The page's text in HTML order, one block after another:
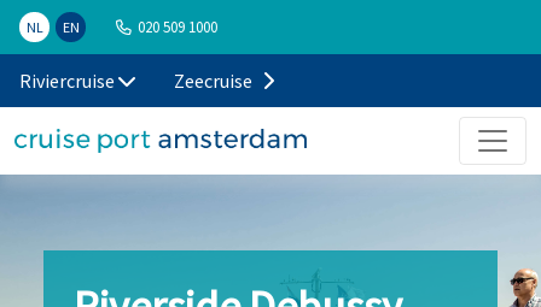
NL EN 020 509 1000
Riviercruise Zeecruise